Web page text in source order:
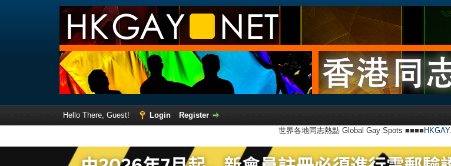
Hello There, Guest! Login
Register
世界各地同志熱點 Global Gay Spots ■■■■